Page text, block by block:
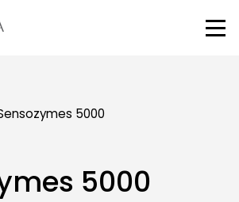
5000
5000